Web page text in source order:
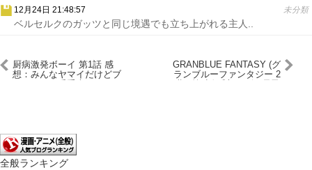
12月24日 21:48:57 未分類
ベルセルクのガッツと同じ境遇でも立ち上がれる主人..
厨病激発ボーイ 第1話 感
想：みんなヤマイだけどブ
GRANBLUE FANTASY (グ
ランブルーファンタジー 2
全般ランキング